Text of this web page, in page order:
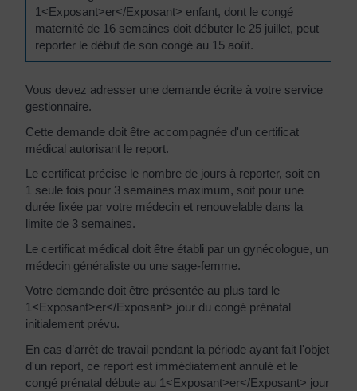
1<Exposant>er</Exposant> enfant, dont le congé
maternité de 16 semaines doit débuter le 25 juillet, peut
reporter le début de son congé au 15 août.
Vous devez adresser une demande écrite à votre service
gestionnaire.
Cette demande doit être accompagnée d'un certificat
médical autorisant le report.
Le certificat précise le nombre de jours à reporter, soit en
1 seule fois pour 3 semaines maximum, soit pour une
durée fixée par votre médecin et renouvelable dans la
limite de 3 semaines.
Le certificat médical doit être établi par un gynécologue, un
médecin généraliste ou une sage-femme.
Votre demande doit être présentée au plus tard le
1<Exposant>er</Exposant> jour du congé prénatal
initialement prévu.
En cas d’arrêt de travail pendant la période ayant fait l'objet
d'un report, ce report est immédiatement annulé et le
congé prénatal débute au 1<Exposant>er</Exposant> jour